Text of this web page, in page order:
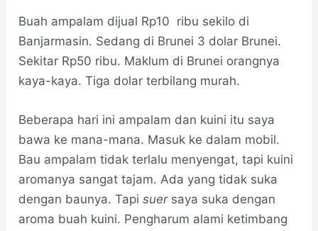
Buah ampalam dijual Rp10 ribu sekilo di
Banjarmasin. Sedang di Brunei 3 dolar Brunei.
Sekitar Rp50 ribu. Maklum di Brunei orangnya
kaya-kaya. Tiga dolar terbilang murah.
Beberapa hari ini ampalam dan kuini itu saya
bawa ke mana-mana. Masuk ke dalam mobil.
Bau ampalam tidak terlalu menyengat, tapi kuini
aromanya sangat tajam. Ada yang tidak suka
dengan baunya. Tapisuersaya suka dengan
aroma buah kuini. Pengharum alami ketimbang